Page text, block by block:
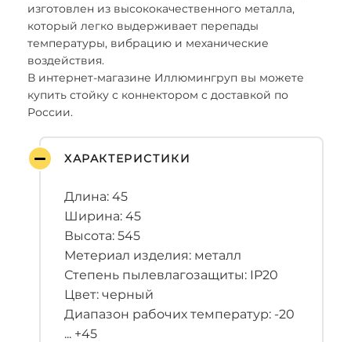
изготовлен из высококачественного металла,
который легко выдерживает перепады
температуры, вибрацию и механические
воздействия.
В интернет-магазине Иллюмингруп вы можете
купить стойку с коннектором с доставкой по
России.
ХАРАКТЕРИСТИКИ
Длина: 45
Ширина: 45
Высота: 545
Метериал изделия: металл
Степень пылевлагозащиты: IP20
Цвет: черный
Диапазон рабочих температур: -20
... +45